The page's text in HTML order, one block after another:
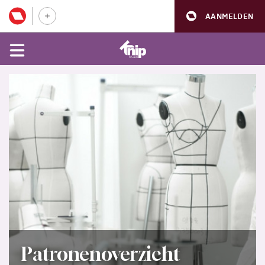
AANMELDEN
Patronenoverzicht